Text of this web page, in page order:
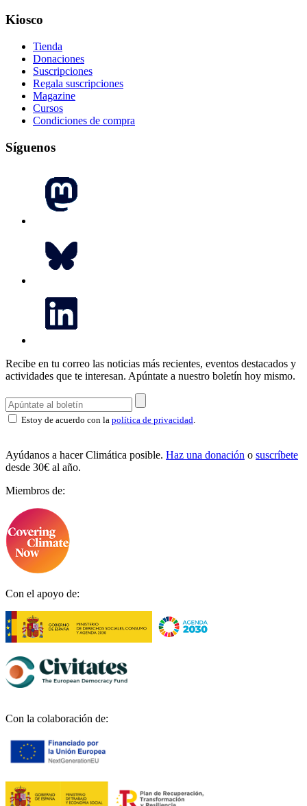
Kiosco
Tienda
Donaciones
Suscripciones
Regala suscripciones
Magazine
Cursos
Condiciones de compra
Síguenos
Recibe en tu correo las noticias más recientes, eventos destacados y
actividades que te interesan. Apúntate a nuestro boletín hoy mismo.
Estoy de acuerdo con la política de privacidad.
Ayúdanos a hacer Climática posible. Haz una donación o suscríbete
desde 30€ al año.
Miembros de:
Con el apoyo de:
Con la colaboración de: